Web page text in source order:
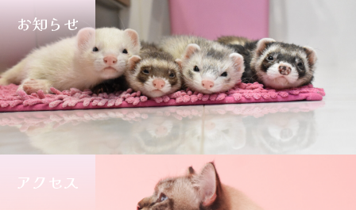
お知らせ
アクセス